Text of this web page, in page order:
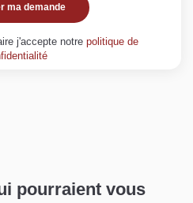
ma demande
j'accepte notre politique de
pourraient vous